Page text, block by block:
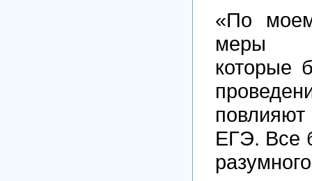
«По
меры
которые
ЕГЭ. Все